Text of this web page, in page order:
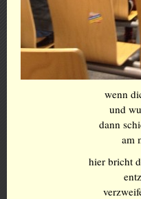
wenn
und
dann
am
hier bricht